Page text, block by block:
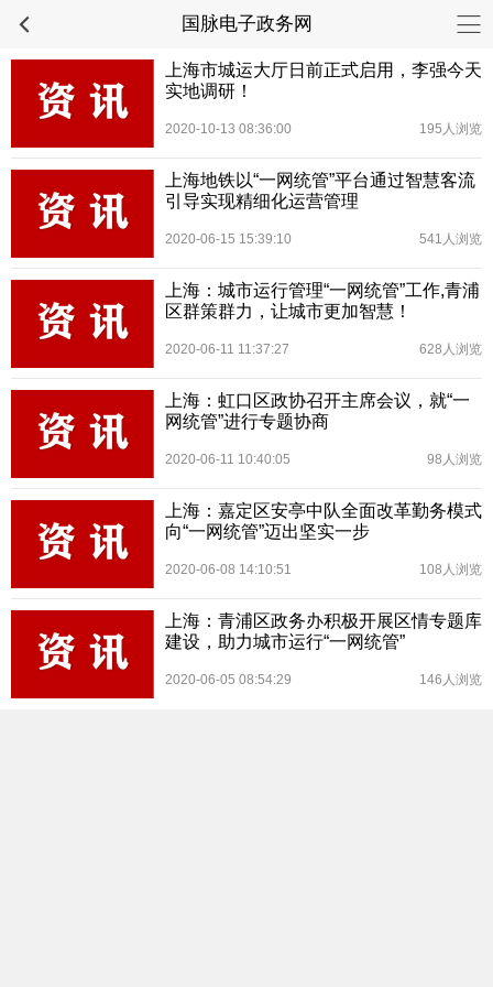
国脉电子政务网
上海市城运大厅日前正式启用，李强今天
实地调研！
2020-10-13 08:36:00 195人浏览
上海地铁以“一网统管”平台通过智慧客流
引导实现精细化运营管理
2020-06-15 15:39:10 541人浏览
上海：城市运行管理“一网统管”工作,青浦
区群策群力，让城市更加智慧！
2020-06-11 11:37:27 628人浏览
上海：虹口区政协召开主席会议，就“一
网统管”进行专题协商
2020-06-11 10:40:05 98人浏览
上海：嘉定区安亭中队全面改革勤务模式
向“一网统管”迈出坚实一步
2020-06-08 14:10:51 108人浏览
上海：青浦区政务办积极开展区情专题库
建设，助力城市运行“一网统管”
2020-06-05 08:54:29 146人浏览